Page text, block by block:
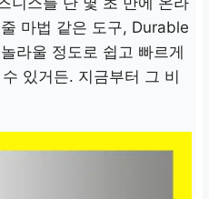
마법 같은 도구, Durable
라울 정도로 쉽고 빠르게
있거든. 지금부터 그 비